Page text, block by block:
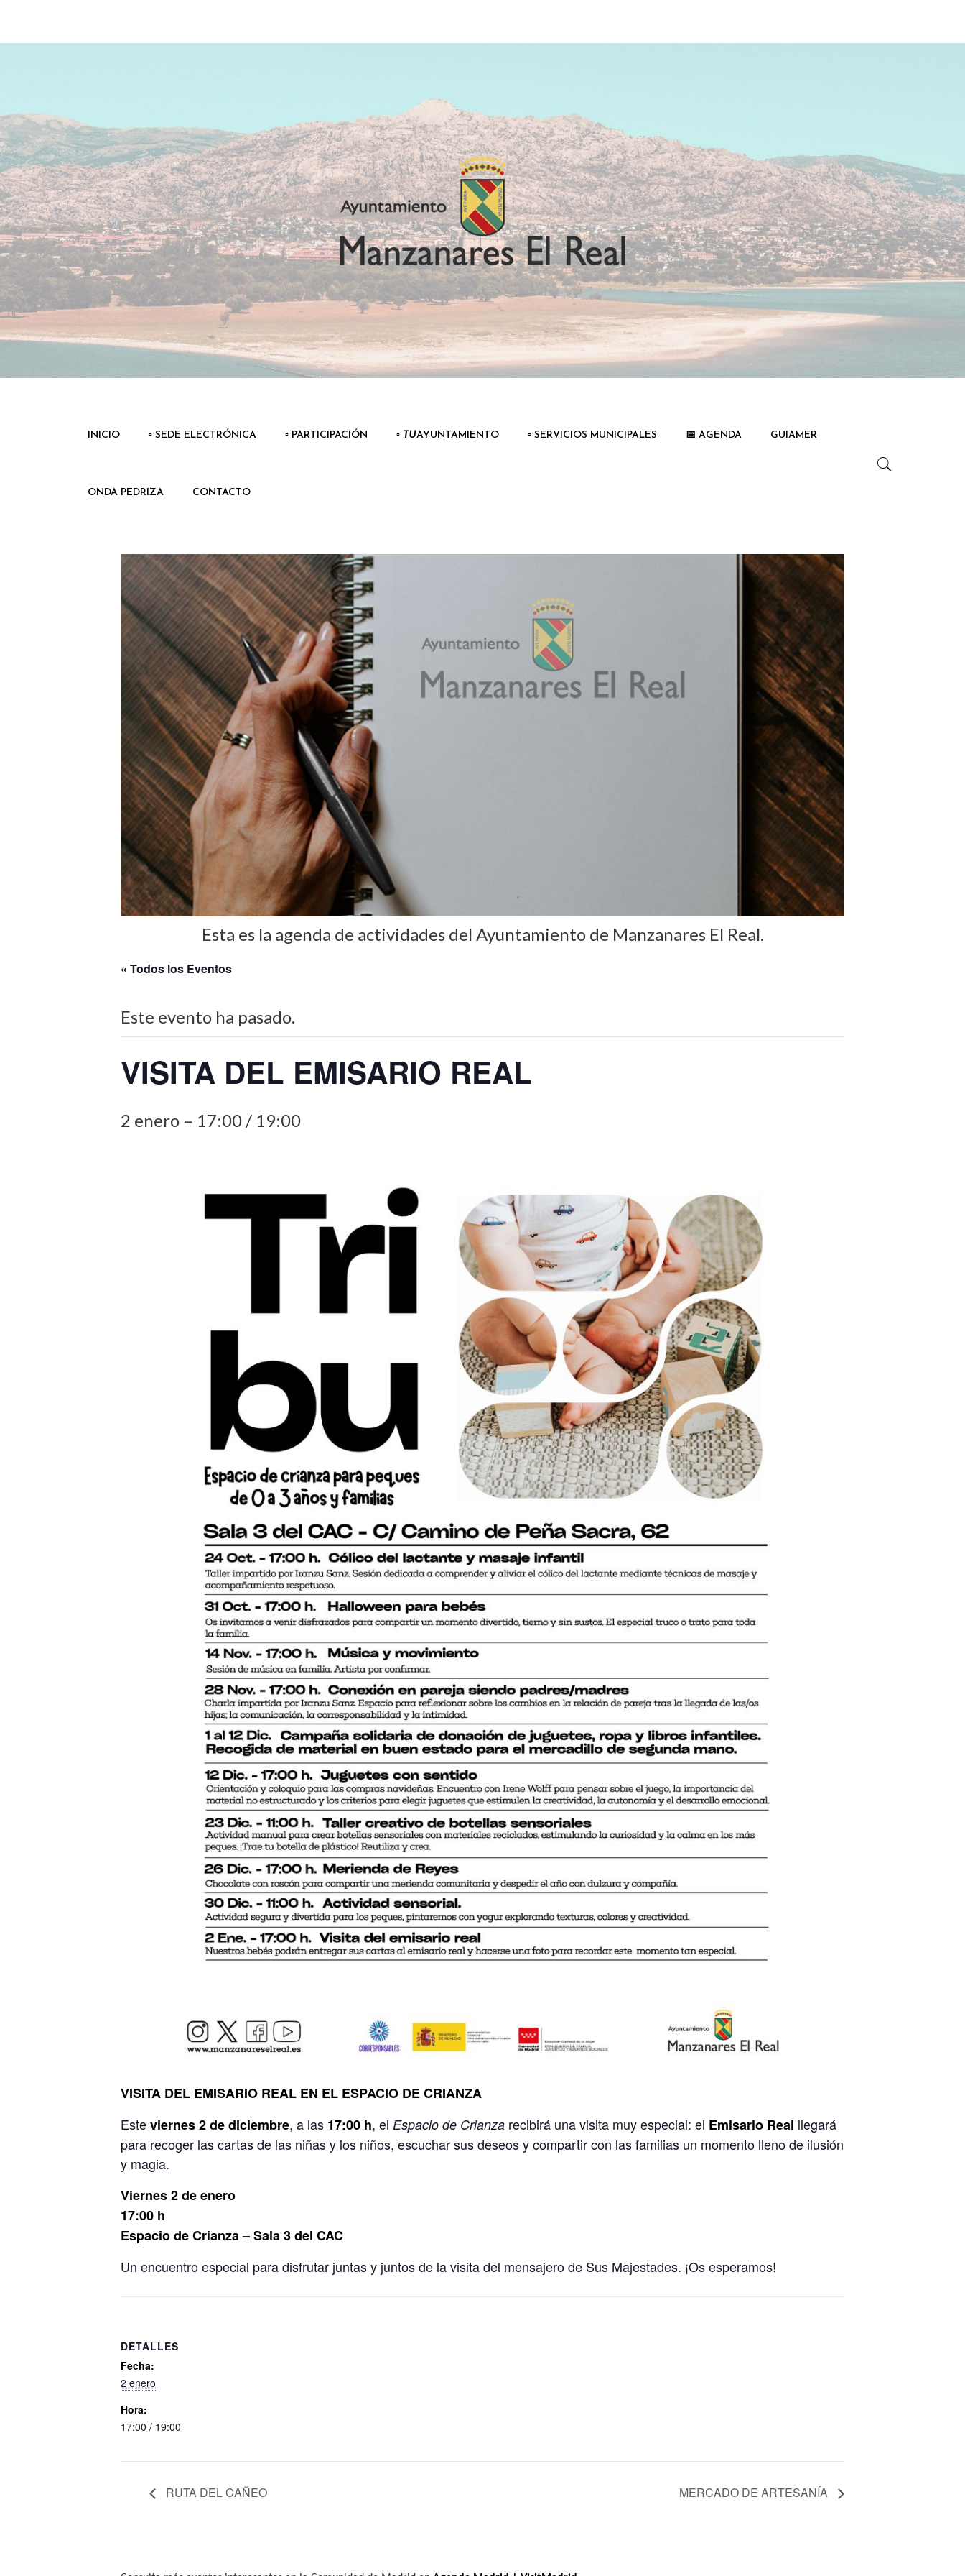
INICIO ▫️ SEDE ELECTRÓNICA ▫️ PARTICIPACIÓN ▫️ TUAYUNTAMIENTO ▫️ SERVICIOS MUNICIPALES 📅 AGENDA GUIAMER
ONDA PEDRIZA CONTACTO
Esta es la agenda de actividades del Ayuntamiento de Manzanares El Real.
« Todos los Eventos
Este evento ha pasado.
VISITA DEL EMISARIO REAL
2 enero – 17:00 / 19:00
VISITA DEL EMISARIO REAL EN EL ESPACIO DE CRIANZA
Esteviernes 2 de diciembre, a las 17:00 h, el Espacio de Crianza recibirá una visita muy especial: el Emisario Real llegará
para recoger las cartas de las niñas y los niños, escuchar sus deseos y compartir con las familias un momento lleno de ilusión
y magia.
Viernes 2 de enero
17:00 h
Espacio de Crianza – Sala 3 del CAC
Un encuentro especial para disfrutar juntas y juntos de la visita del mensajero de Sus Majestades. ¡Os esperamos!
DETALLES
Fecha:
2 enero
Hora:
17:00 / 19:00
RUTA DEL CAÑEO MERCADO DE ARTESANÍA